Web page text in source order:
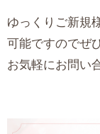
ゆっくりご新規
可能ですのでぜ
お気軽にお問い